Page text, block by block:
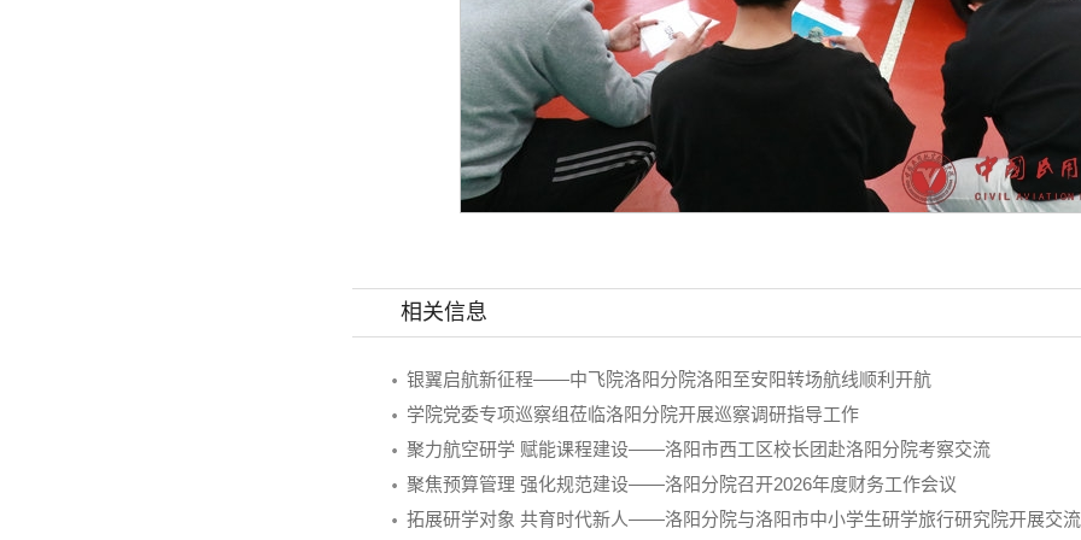
相关信息
银翼启航新征程——中飞院洛阳分院洛阳至安阳转场航线顺利开航
学院党委专项巡察组莅临洛阳分院开展巡察调研指导工作
聚力航空研学 赋能课程建设——洛阳市西工区校长团赴洛阳分院考察交流
聚焦预算管理 强化规范建设——洛阳分院召开2026年度财务工作会议
拓展研学对象 共育时代新人——洛阳分院与洛阳市中小学生研学旅行研究院开展交